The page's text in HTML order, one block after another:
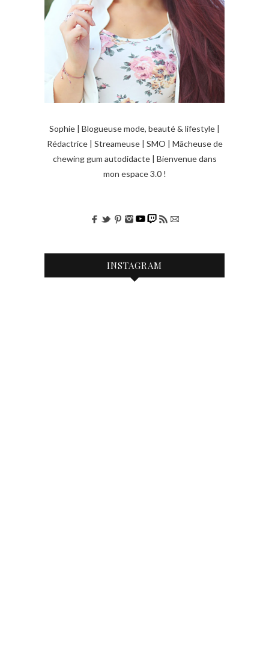
Sophie | Blogueuse mode, beauté & lifestyle |
Rédactrice | Streameuse | SMO | Mâcheuse de
chewing gum autodidacte | Bienvenue dans
mon espace 3.0 !
INSTAGRAM